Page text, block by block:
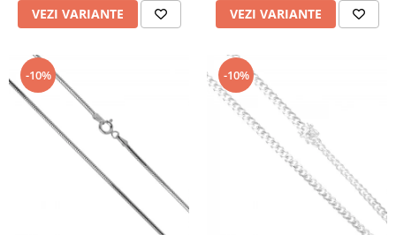
VEZI VARIANTE VEZI VARIANTE
-10% -10%